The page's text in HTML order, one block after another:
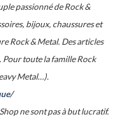
passionné de Rock &
bijoux, chaussures et
Rock & Metal. Des articles
Pour toute la famille Rock
Metal…).
ne sont pas à but lucratif.